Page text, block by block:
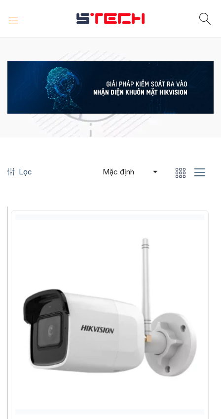
Lọc Mặc định